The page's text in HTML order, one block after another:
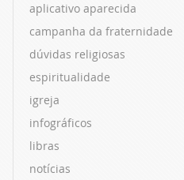
aplicativo aparecida
campanha da fraternidade
dúvidas religiosas
espiritualidade
igreja
infográficos
libras
notícias